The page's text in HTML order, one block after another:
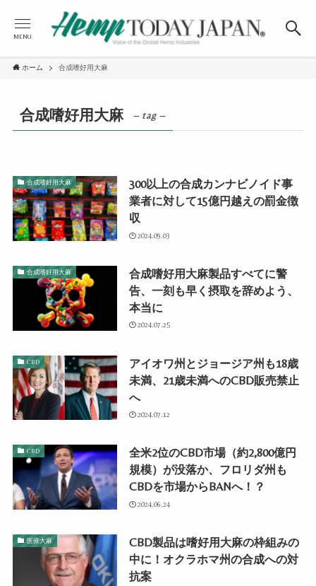
MENU
ホーム 合成嗜好用大麻
合成嗜好用大麻 – tag –
合成嗜好用大麻
300以上の合成カンナビノイド事
業者に対して15億円越えの罰金徴
収
2024.09.03
合成嗜好用大麻
合成嗜好用大麻製品すべてに警
告、一刻も早く摂取を辞めよう、
本当に
2024.07.25
CBD
アイオワ州とジョージア州も18歳
未満、21歳未満へのCBD販売禁止
へ
2024.07.12
CBD
全米2位のCBD市場（約2,800億円
規模）が没落か、フロリダ州も
CBDを市場からBANへ！？
2024.06.24
医療大麻
CBD製品は嗜好用大麻の枠組みの
中に！オクラホマ州の合成への対
抗案